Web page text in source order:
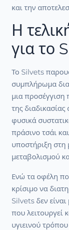
και την
Η
για το
Το Silvets
συμπλήρωμα
μια προσέγγιση
της
φυσικά
πράσινο τσάι
υποστήριξη στη
μεταβολισμού
Ενώ τα οφέλη
κρίσιμο να
Silvets δεν
που λειτουργεί
υγιεινού